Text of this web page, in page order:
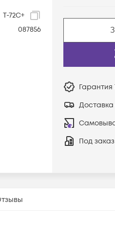
T-72C+
087856
Гарантия
Доставка
Под заказ